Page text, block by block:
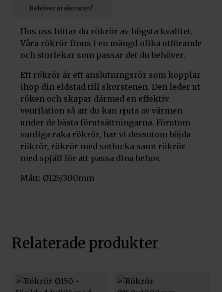
Behöver ni skorsten?
Hos oss hittar du rökrör av högsta kvalitet.
Våra rökrör finns i en mängd olika utförande
och storlekar som passar det du behöver.
Ett rökrör är ett anslutningsrör som kopplar
ihop din eldstad till skorstenen. Den leder ut
röken och skapar därmed en effektiv
ventilation så att du kan njuta av värmen
under de bästa förutsättningarna. Förutom
vanliga raka rökrör, har vi dessutom böjda
rökrör, rökrör med sotlucka samt rökrör
med spjäll för att passa dina behov.
Mått: Ø125/300mm
Relaterade produkter